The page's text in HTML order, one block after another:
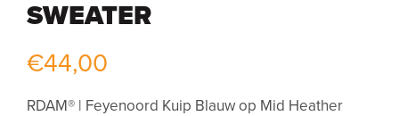
SWEATER
€44,00
RDAM® | Feyenoord Kuip Blauw op Mid Heather